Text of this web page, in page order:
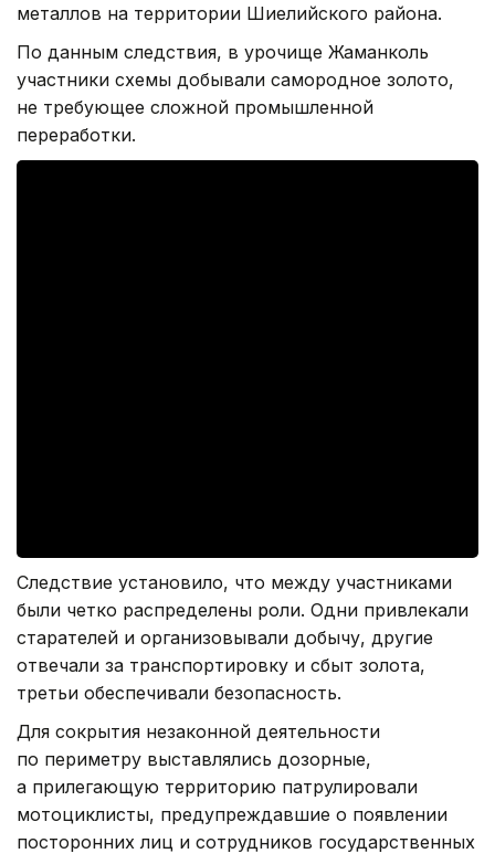
металлов на территории Шиелийского района.
По данным следствия, в урочище Жаманколь
участники схемы добывали самородное золото,
не требующее сложной промышленной
переработки.
Следствие установило, что между участниками
были четко распределены роли. Одни привлекали
старателей и организовывали добычу, другие
отвечали за транспортировку и сбыт золота,
третьи обеспечивали безопасность.
Для сокрытия незаконной деятельности
по периметру выставлялись дозорные,
а прилегающую территорию патрулировали
мотоциклисты, предупреждавшие о появлении
посторонних лиц и сотрудников государственных